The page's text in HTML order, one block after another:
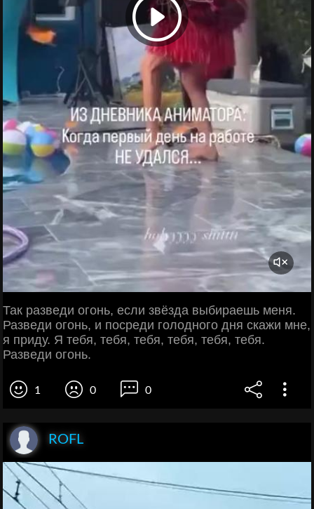
Так разведи огонь, если звёзда выбираешь меня.
Разведи огонь, и посреди голодного дня скажи мне,
я приду. Я тебя, тебя, тебя, тебя, тебя, тебя.
Разведи огонь.
1 0 0
ROFL